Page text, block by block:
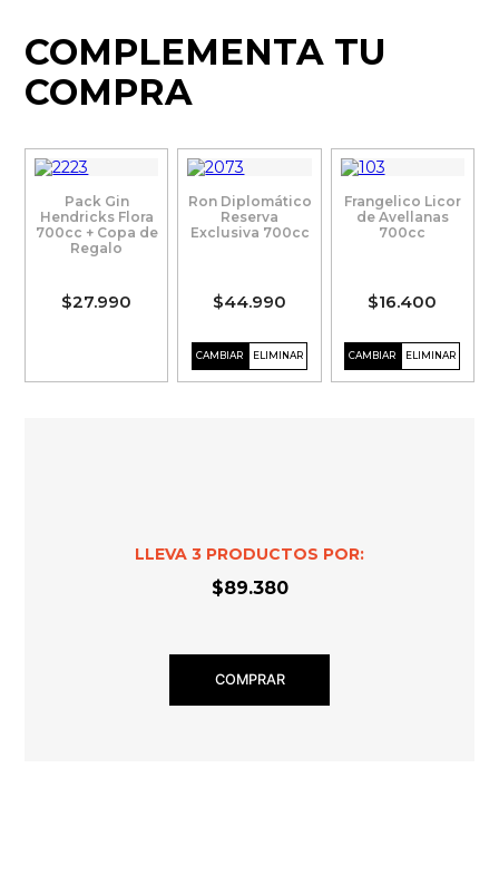
COMPLEMENTA TU
COMPRA
Pack Gin
Hendricks Flora
700cc + Copa de
Regalo
$27.990
Frangelico Licor
de Avellanas
700cc
$16.400
Ron Diplomático
Reserva
Exclusiva 700cc
$44.990
LLEVA 3 PRODUCTOS POR:
$89.380
COMPRAR